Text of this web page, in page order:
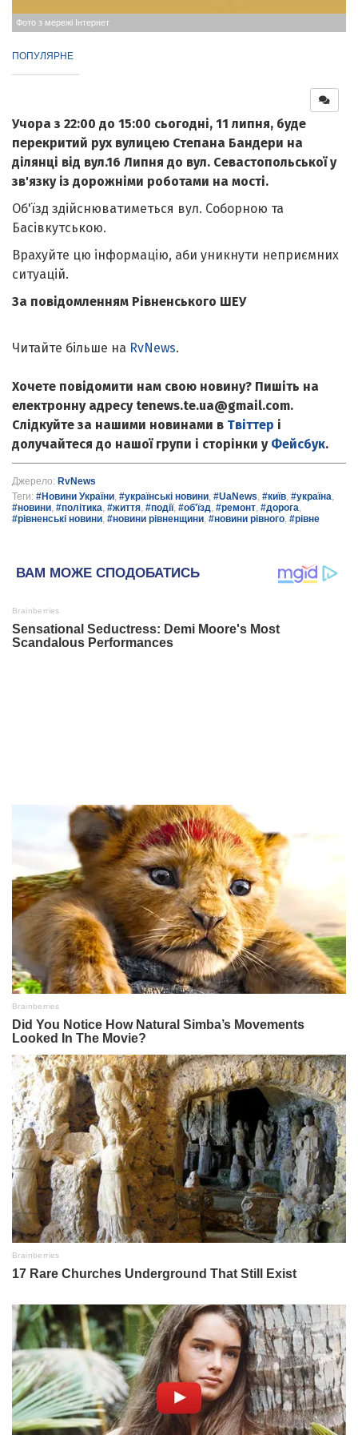
Фото з мережі Інтернет
ПОПУЛЯРНЕ
Учора з 22:00 до 15:00 сьогодні, 11 липня, буде
перекритий рух вулицею Степана Бандери на
ділянці від вул.16 Липня до вул. Севастопольської у
зв'язку із дорожніми роботами на мості.
Об'їзд здійснюватиметься вул. Соборною та
Басівкутською.
Врахуйте цю інформацію, аби уникнути неприємних
ситуацій.
За повідомленням Рівненського ШЕУ
Читайте більше на RvNews.
Хочете повідомити нам свою новину? Пишіть на
електронну адресу tenews.te.ua@gmail.com.
Слідкуйте за нашими новинами в Твіттер і
долучайтеся до нашої групи і сторінки у Фейсбук.
Джерело: RvNews
Теги: #Новини України, #українські новини, #UaNews, #київ, #україна,
#новини, #політика, #життя, #події, #об'їзд, #ремонт, #дорога,
#рівненські новини, #новини рівненщини, #новини рівного, #рівне